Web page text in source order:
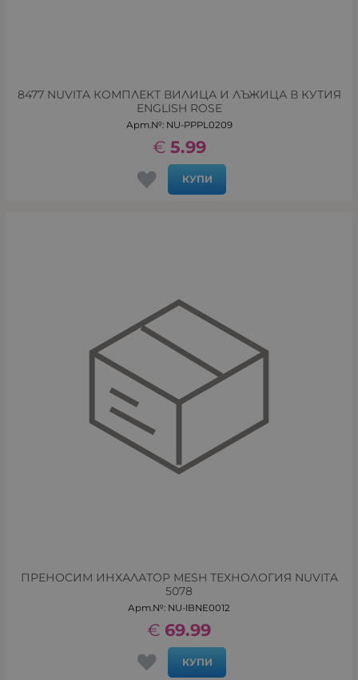
8477 NUVITA КОМПЛЕКТ ВИЛИЦА И ЛЪЖИЦА В КУТИЯ
ENGLISH ROSE
Арт.№: NU-PPPL0209
5.99
€
КУПИ
ПРЕНОСИМ ИНХАЛАТОР MESH ТЕХНОЛОГИЯ NUVITA
5078
Арт.№: NU-IBNE0012
69.99
€
КУПИ